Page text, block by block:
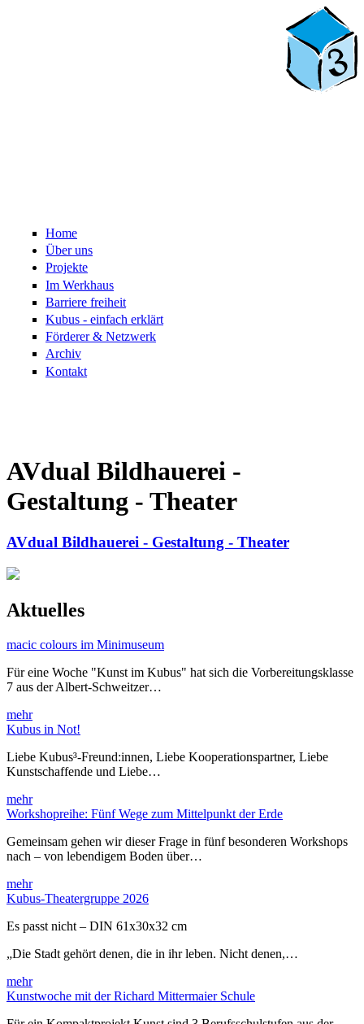
Home
Über uns
Projekte
Im Werkhaus
Barriere freiheit
Kubus - einfach erklärt
Förderer & Netzwerk
Archiv
Kontakt
AVdual Bildhauerei -
Gestaltung - Theater
AVdual Bildhauerei - Gestaltung - Theater
Aktuelles
macic colours im Minimuseum
Für eine Woche "Kunst im Kubus" hat sich die Vorbereitungsklasse
7 aus der Albert-Schweitzer…
mehr
Kubus in Not!
Liebe Kubus³-Freund:innen, Liebe Kooperationspartner, Liebe
Kunstschaffende und Liebe…
mehr
Workshopreihe: Fünf Wege zum Mittelpunkt der Erde
Gemeinsam gehen wir dieser Frage in fünf besonderen Workshops
nach – von lebendigem Boden über…
mehr
Kubus-Theatergruppe 2026
Es passt nicht – DIN 61x30x32 cm
„Die Stadt gehört denen, die in ihr leben. Nicht denen,…
mehr
Kunstwoche mit der Richard Mittermaier Schule